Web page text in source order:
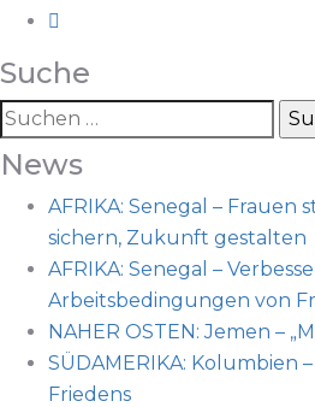
Suche
Suchen
nach:
News
AFRIKA: Senegal – Frauen
sichern, Zukunft gestalten
AFRIKA: Senegal –
Arbeitsbedingungen von
NAHER OSTEN: Jemen –
SÜDAMERIKA: Kolumbien
Friedens